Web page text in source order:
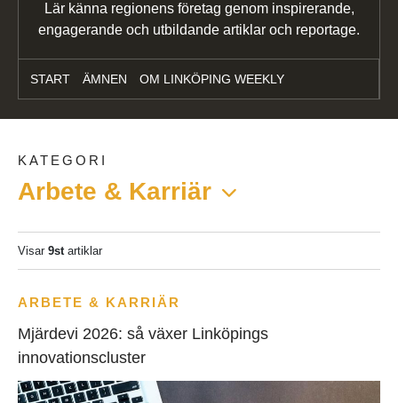
Lär känna regionens företag genom inspirerande,
engagerande och utbildande artiklar och reportage.
START ÄMNEN OM LINKÖPING WEEKLY
KATEGORI
Arbete & Karriär
Visar 9startiklar
ARBETE & KARRIÄR
Mjärdevi 2026: så växer Linköpings
innovationscluster